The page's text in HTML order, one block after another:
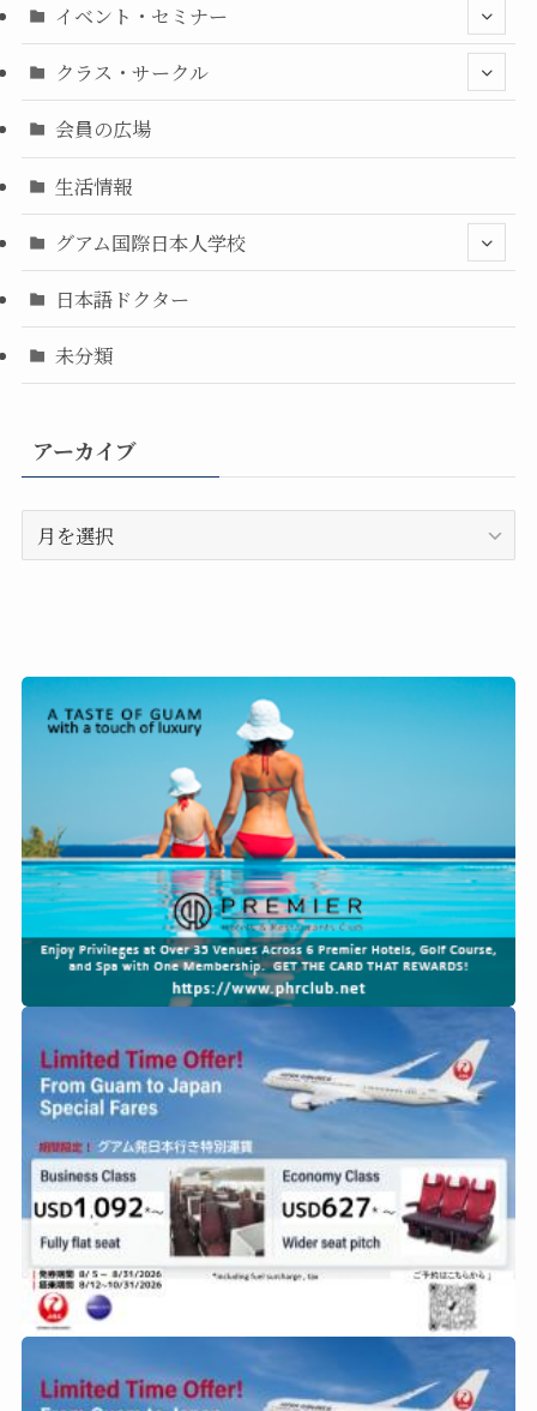
イベント・セミナー
クラス・サークル
会員の広場
生活情報
グアム国際日本人学校
日本語ドクター
未分類
アーカイブ
ー